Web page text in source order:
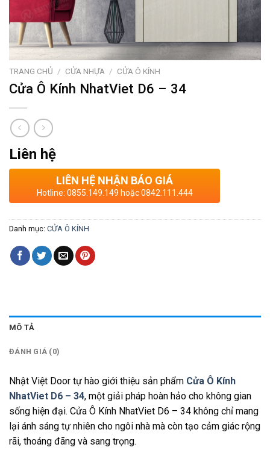
TRANG CHỦ / CỬA NHỰA / CỬA Ô KÍNH
Cửa Ô Kính NhatViet D6 – 34
Liên hệ
LIÊN HỆ NHẬN BÁO GIÁ
Hotline: 0855.149.149 hoặc 0842.111.444
Danh mục: CỬA Ô KÍNH
MÔ TẢ
ĐÁNH GIÁ (0)
Nhật Việt Door tự hào giới thiệu sản phẩm Cửa Ô Kính
NhatViet D6 – 34, một giải pháp hoàn hảo cho không gian
sống hiện đại. Cửa Ô Kính NhatViet D6 – 34 không chỉ mang
lại ánh sáng tự nhiên cho ngôi nhà mà còn tạo cảm giác rộng
rãi, thoáng đãng và sang trọng.